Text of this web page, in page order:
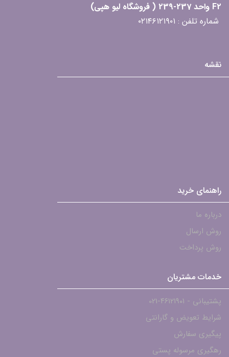
F2 واحد 237-239 ( فروشگاه لیو هپی)
شماره تلفن : ۰۲۱۴۶۱۲۱۹۰۱
نقشه
راهنمای خرید
درباره ما
روش ارسال
روش پرداخت
خدمات مشتریان
پشتیبانی - ۴۶۱۲۱۹۰۱-021
شرایط تعویض و گارانتی
پیگیری سفارش
رهگیری مرسوله پستی